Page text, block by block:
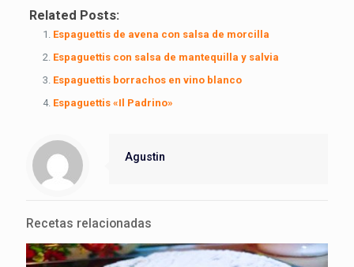
Related Posts:
Espaguettis de avena con salsa de morcilla
Espaguettis con salsa de mantequilla y salvia
Espaguettis borrachos en vino blanco
Espaguettis «Il Padrino»
Agustin
Recetas relacionadas